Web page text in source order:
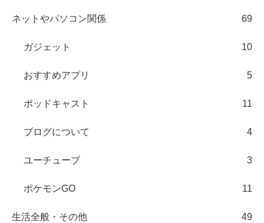
ネットやパソコン関係 69
ガジェット 10
おすすめアプリ 5
ポッドキャスト 11
ブログについて 4
ユーチューブ 3
ポケモンGO 11
生活全般・その他 49